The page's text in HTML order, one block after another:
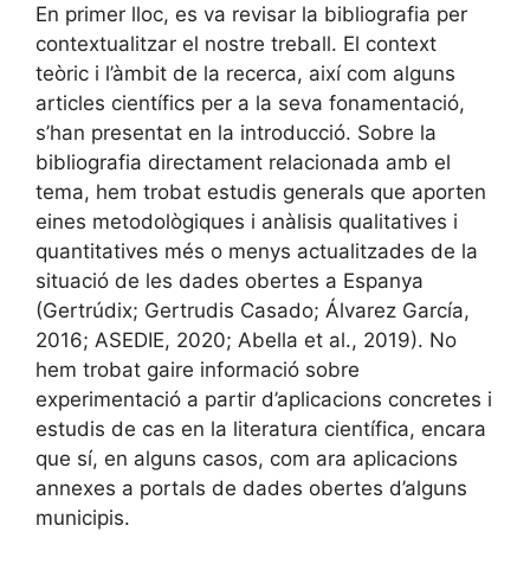
En primer lloc, es va revisar la bibliografia per
contextualitzar el nostre treball. El context
teòric i l’àmbit de la recerca, així com alguns
articles científics per a la seva fonamentació,
s’han presentat en la introducció. Sobre la
bibliografia directament relacionada amb el
tema, hem trobat estudis generals que aporten
eines metodològiques i anàlisis qualitatives i
quantitatives més o menys actualitzades de la
situació de les dades obertes a Espanya
(Gertrúdix; Gertrudis Casado; Álvarez García,
2016; ASEDIE, 2020; Abella et al., 2019). No
hem trobat gaire informació sobre
experimentació a partir d’aplicacions concretes i
estudis de cas en la literatura científica, encara
que sí, en alguns casos, com ara aplicacions
annexes a portals de dades obertes d’alguns
municipis.